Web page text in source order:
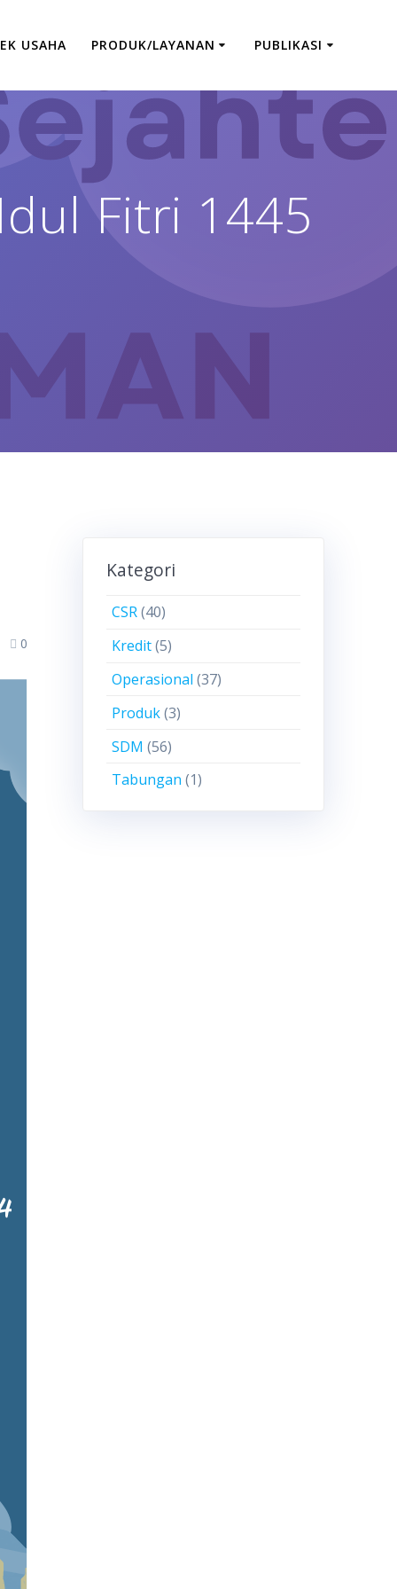
USAHA PRODUK/LAYANAN PUBLIKASI
Fitri 1445
0
Kategori
CSR(40)
Kredit(5)
Operasional (37)
Produk(3)
SDM (56)
Tabungan (1)